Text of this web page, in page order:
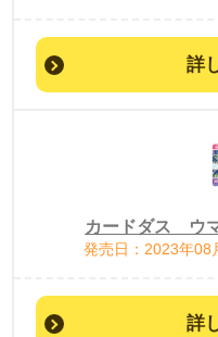
詳
カードダス ウ
発売日：2023年
詳